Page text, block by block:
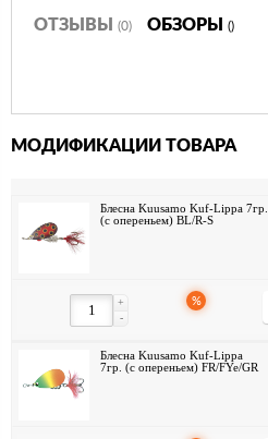
ОТЗЫВЫ (0) ОБЗОРЫ ()
МОДИФИКАЦИИ ТОВАРА
Блесна Kuusamo Kuf-Lippa 7гр.
(с опереньем) BL/R-S
-
+ %
Блесна Kuusamo Kuf-Lippa
7гр. (с опереньем) FR/FYe/GR